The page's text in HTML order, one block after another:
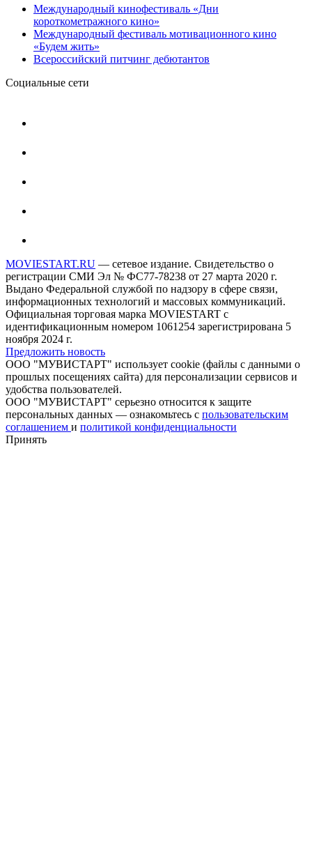
Международный кинофестиваль «Дни
короткометражного кино»
Международный фестиваль мотивационного кино
«Будем жить»
Всероссийский питчинг дебютантов
Социальные сети
MOVIESTART.RU — сетевое издание. Свидетельство о
регистрации СМИ Эл № ФС77-78238 от 27 марта 2020 г.
Выдано Федеральной службой по надзору в сфере связи,
информационных технологий и массовых коммуникаций.
Официальная торговая марка MOVIESTART с
идентификационным номером 1061254 зарегистрирована 5
ноября 2024 г.
Предложить новость
ООО "МУВИСТАРТ" использует cookie (файлы с данными о
прошлых посещениях сайта) для персонализации сервисов и
удобства пользователей.
ООО "МУВИСТАРТ" серьезно относится к защите
персональных данных — ознакомьтесь с пользовательским
соглашением и политикой конфиденциальности
Принять